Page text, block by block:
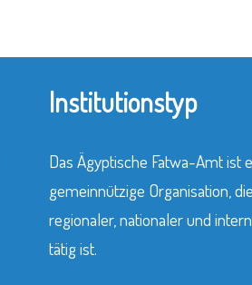
Institutionstyp
Das Ägyptische Fatwa-Amt ist
gemeinnützige Organisation,
regionaler, nationaler und
tätig ist.